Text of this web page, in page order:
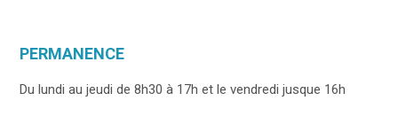
PERMANENCE
Du lundi au jeudi de 8h30 à 17h et le vendredi jusque 16h